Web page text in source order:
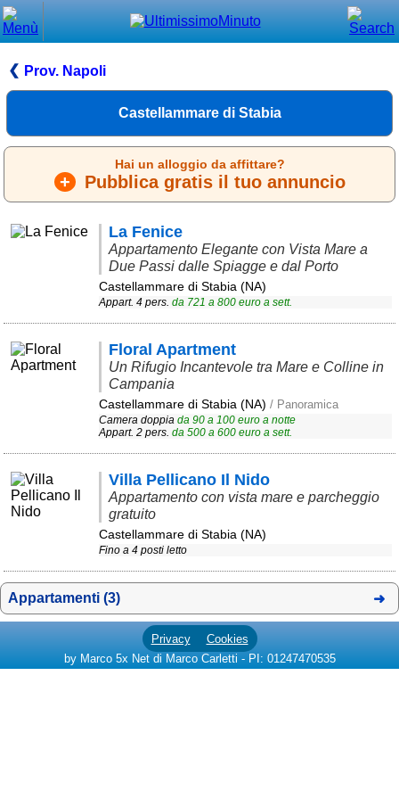
Prov. Napoli
Castellammare di Stabia
Hai un alloggio da affittare?
+ Pubblica gratis il tuo annuncio
La Fenice
Appartamento Elegante con Vista Mare a
Due Passi dalle Spiagge e dal Porto
Castellammare di Stabia (NA)
Appart. 4 pers. da 721 a 800euro a sett.
Floral Apartment
Un Rifugio Incantevole tra Mare e Colline in
Campania
Castellammare di Stabia (NA) / Panoramica
Camera doppia da 90a 100euro a notte
Appart. 2 pers. da 500a 600euro a sett.
Villa Pellicano Il Nido
Appartamento con vista mare e parcheggio
gratuito
Castellammare di Stabia (NA)
Fino a 4 posti letto
Appartamenti (3)
Privacy
Cookies
by Marco 5x Net di Marco Carletti - PI: 01247470535
Menù principale
⌂ Home
🔍 Cerca
Trova vicino a te
➕ Inserisci annuncio
Ottenere il CIN
Eventi e cose da vedere
➕ Segnala evento
Area riservata
Blog
Eventi e cose da vedere
➕ Segnala evento
Area riservata
Chi siamo
Ambienti